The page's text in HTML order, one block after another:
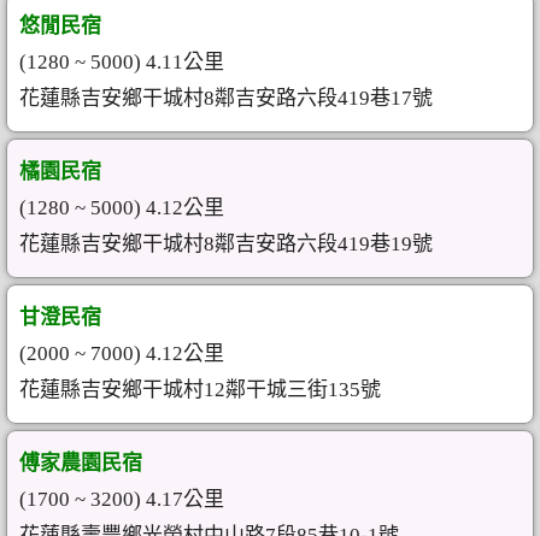
悠閒民宿
(1280 ~ 5000) 4.11公里
花蓮縣吉安鄉干城村8鄰吉安路六段419巷17號
橘園民宿
(1280 ~ 5000) 4.12公里
花蓮縣吉安鄉干城村8鄰吉安路六段419巷19號
甘澄民宿
(2000 ~ 7000) 4.12公里
花蓮縣吉安鄉干城村12鄰干城三街135號
傅家農園民宿
(1700 ~ 3200) 4.17公里